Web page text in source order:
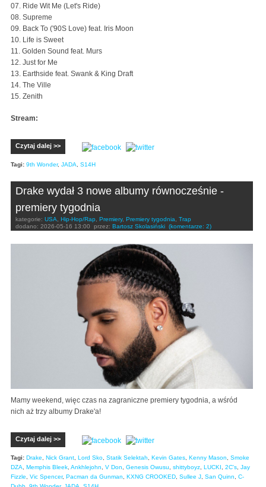
07. Ride Wit Me (Let's Ride)
08. Supreme
09. Back To ('90S Love) feat. Iris Moon
10. Life is Sweet
11. Golden Sound feat. Murs
12. Just for Me
13. Earthside feat. Swank & King Draft
14. The Ville
15. Zenith
Stream:
Czytaj dalej >>
Tagi: 9th Wonder, JADA S14H
Drake wydał 3 nowe albumy równocześnie -
premiery tygodnia
kategorie: USA Hip-Hop/Rap Premiery, Premiery tygodnia
Trap
dodano: 2026-05-16 13:00 przez: Bartosz Skolasiński (komentarze: 2)
Mamy weekend, więc czas na zagraniczne premiery tygodnia, a wśród
nich aż trzy albumy Drake'a!
Czytaj dalej >>
Tagi: Drake, Nick Grant, Lord Sko, Statik Selektah, Kevin Gates, Kenny Mason, Smoke
DZA, Memphis Bleek, Ankhlejohn, V Don, Genesis Owusu, shittyboyz, LUCKI, 2C's, Jay
Fizzle, Vic Spencer, Pacman da Gunman, KXNG CROOKED, Sullee J, San Quinn, C-